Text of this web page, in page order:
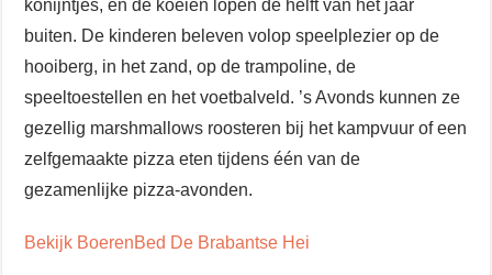
konijntjes, en de koeien lopen de helft van het jaar
buiten. De kinderen beleven volop speelplezier op de
hooiberg, in het zand, op de trampoline, de
speeltoestellen en het voetbalveld. ’s Avonds kunnen ze
gezellig marshmallows roosteren bij het kampvuur of een
zelfgemaakte pizza eten tijdens één van de
gezamenlijke pizza-avonden.
Bekijk BoerenBed De Brabantse Hei